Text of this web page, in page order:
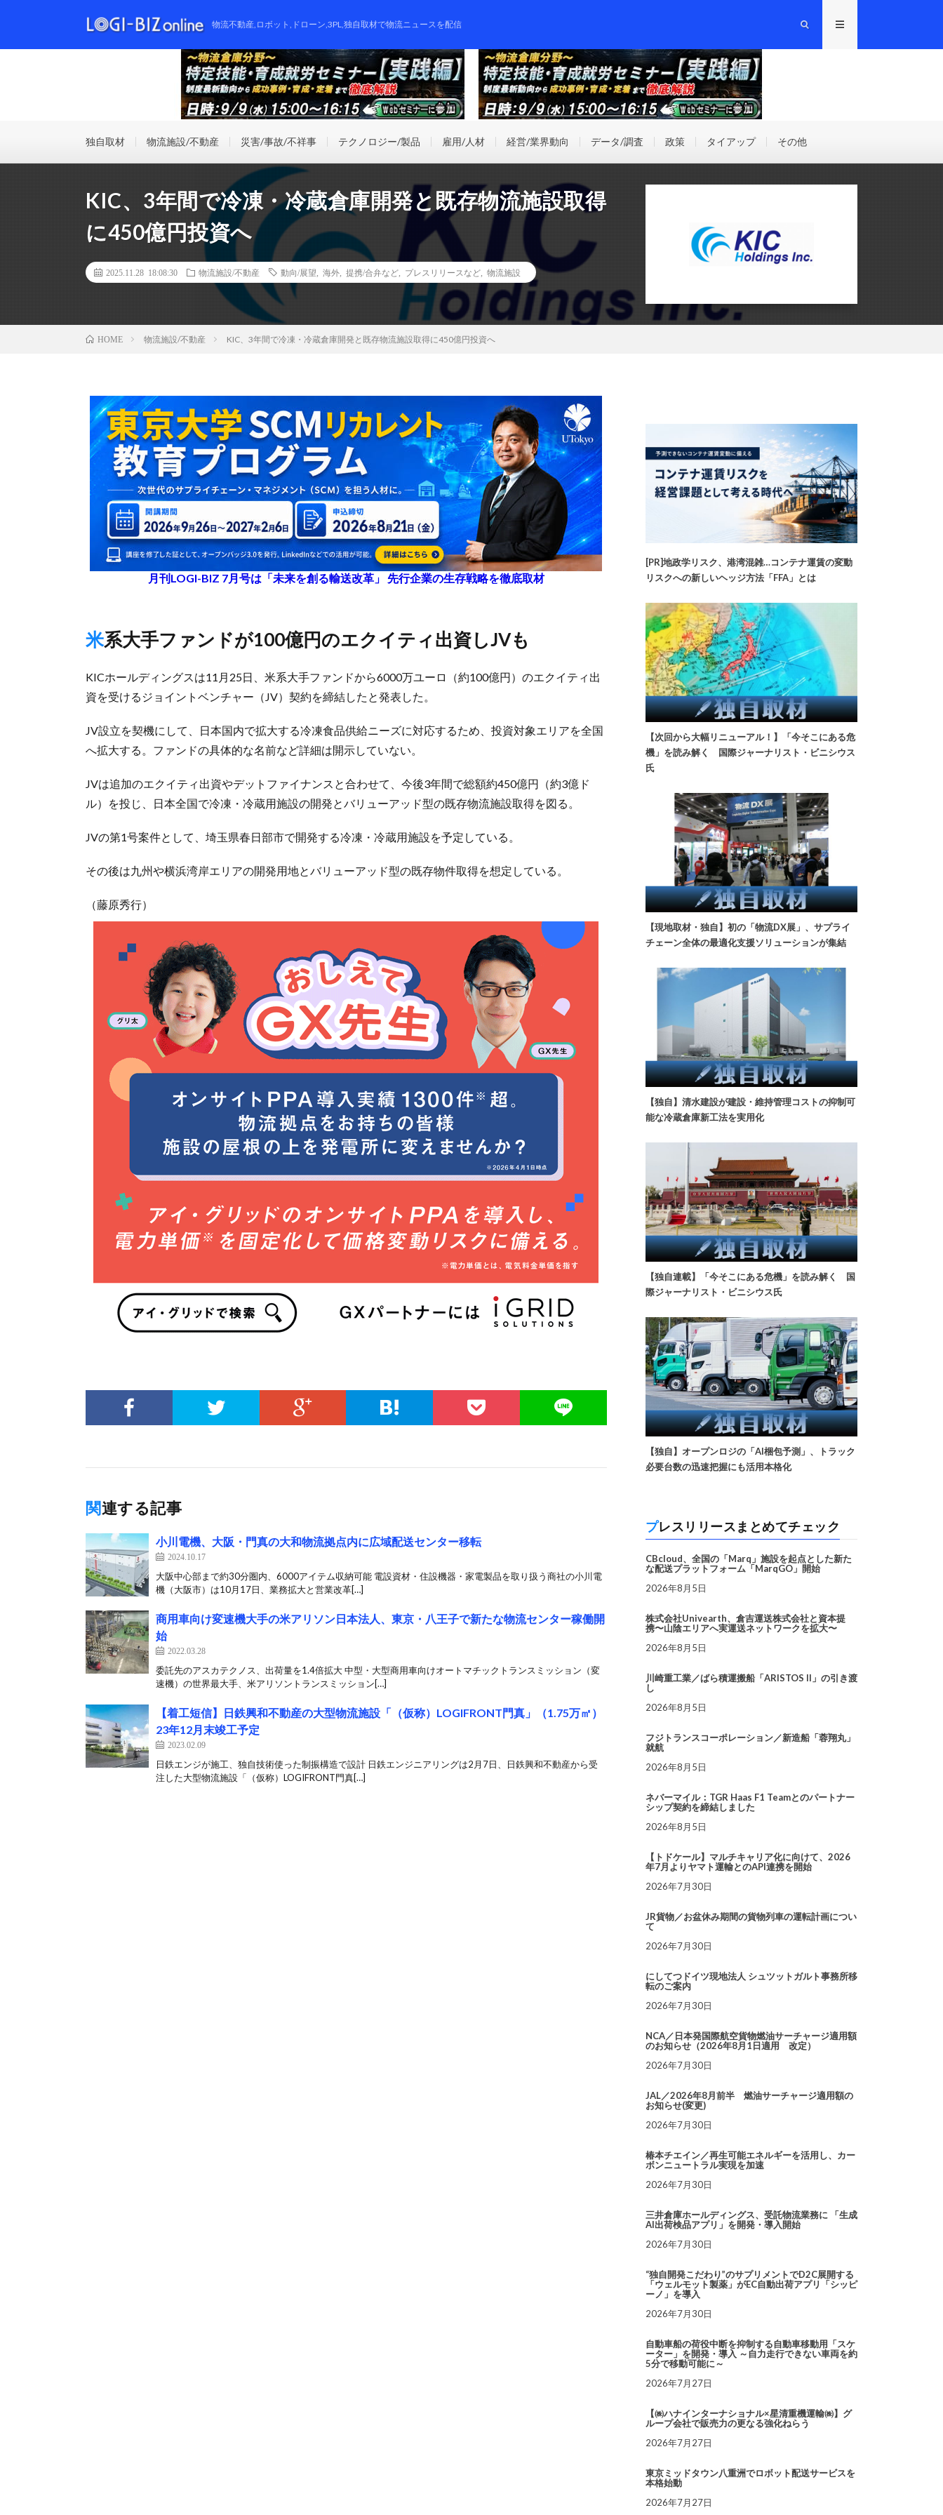
物流不動産,ロボット,ドローン,3PL,独自取材で物流ニュースを配信
独自取材 物流施設/不動産 災害/事故/不祥事 テクノロジー/製品 雇用/人材 経営/業界動向 データ/調査 政策 タイアップ その他
KIC、3年間で冷凍・冷蔵倉庫開発と既存物流施設取得
に450億円投資へ
2025.11.28 18:08:30 物流施設/不動産 動向/展望 海外 提携/合弁など プレスリリースなど 物流施設
HOME 物流施設/不動産 KIC、3年間で冷凍・冷蔵倉庫開発と既存物流施設取得に450億円投資へ
月刊LOGI-BIZ 7月号は「未来を創る輸送改革」 先行企業の生存戦略を徹底取材
米系大手ファンドが100億円のエクイティ出資しJVも
KICホールディングスは11月25日、米系大手ファンドから6000万ユーロ（約100億円）のエクイティ出
資を受けるジョイントベンチャー（JV）契約を締結したと発表した。
JV設立を契機にして、日本国内で拡大する冷凍食品供給ニーズに対応するため、投資対象エリアを全国
へ拡大する。ファンドの具体的な名前など詳細は開示していない。
JVは追加のエクイティ出資やデットファイナンスと合わせて、今後3年間で総額約450億円（約3億ド
ル）を投じ、日本全国で冷凍・冷蔵用施設の開発とバリューアッド型の既存物流施設取得を図る。
JVの第1号案件として、埼玉県春日部市で開発する冷凍・冷蔵用施設を予定している。
その後は九州や横浜湾岸エリアの開発用地とバリューアッド型の既存物件取得を想定している。
（藤原秀行）
関連する記事
小川電機、大阪・門真の大和物流拠点内に広域配送センター移転
2024.10.17
大阪中心部まで約30分圏内、6000アイテム収納可能 電設資材・住設機器・家電製品を取り扱う商社の小川電
機（大阪市）は10月17日、業務拡大と営業改革[…]
商用車向け変速機大手の米アリソン日本法人、東京・八王子で新たな物流センター稼働開
始
2022.03.28
委託先のアスカテクノス、出荷量を1.4倍拡大 中型・大型商用車向けオートマチックトランスミッション（変
速機）の世界最大手、米アリソントランスミッション[…]
【着工短信】日鉄興和不動産の大型物流施設「（仮称）LOGIFRONT門真」（1.75万㎡）
23年12月末竣工予定
2023.02.09
日鉄エンジが施工、独自技術使った制振構造で設計 日鉄エンジニアリングは2月7日、日鉄興和不動産から受
注した大型物流施設「（仮称）LOGIFRONT門真[…]
[PR]地政学リスク、港湾混雑…コンテナ運賃の変動
リスクへの新しいヘッジ方法「FFA」とは
【次回から大幅リニューアル！】「今そこにある危
機」を読み解く 国際ジャーナリスト・ビニシウス
氏
【現地取材・独自】初の「物流DX展」、サプライ
チェーン全体の最適化支援ソリューションが集結
【独自】清水建設が建設・維持管理コストの抑制可
能な冷蔵倉庫新工法を実用化
【独自連載】「今そこにある危機」を読み解く 国
際ジャーナリスト・ビニシウス氏
【独自】オープンロジの「AI梱包予測」、トラック
必要台数の迅速把握にも活用本格化
プレスリリースまとめてチェック
CBcloud、全国の「Marq」施設を起点とした新た
な配送プラットフォーム「MarqGO」開始
2026年8月5日
株式会社Univearth、倉吉運送株式会社と資本提
携〜山陰エリアへ実運送ネットワークを拡大〜
2026年8月5日
川崎重工業／ばら積運搬船「ARISTOS II」の引き渡
し
2026年8月5日
フジトランスコーポレーション／新造船「蓉翔丸」
就航
2026年8月5日
ネバーマイル：TGR Haas F1 Teamとのパートナー
シップ契約を締結しました
2026年8月5日
【トドケール】マルチキャリア化に向けて、2026
年7月よりヤマト運輸とのAPI連携を開始
2026年7月30日
JR貨物／お盆休み期間の貨物列車の運転計画につい
て
2026年7月30日
にしてつドイツ現地法人 シュツットガルト事務所移
転のご案内
2026年7月30日
NCA／日本発国際航空貨物燃油サーチャージ適用額
のお知らせ（2026年8月1日適用 改定）
2026年7月30日
JAL／2026年8月前半 燃油サーチャージ適用額の
お知らせ(変更)
2026年7月30日
椿本チエイン／再生可能エネルギーを活用し、カー
ボンニュートラル実現を加速
2026年7月30日
三井倉庫ホールディングス、受託物流業務に 「生成
AI出荷検品アプリ」を開発・導入開始
2026年7月30日
“独自開発こだわり”のサプリメントでD2C展開する
「ウェルモット製薬」がEC自動出荷アプリ「シッピ
ーノ」を導入
2026年7月30日
自動車船の荷役中断を抑制する自動車移動用「スケ
ーター」を開発・導入 ～自力走行できない車両を約
5分で移動可能に～
2026年7月27日
【㈱ハナインターナショナル×星清重機運輸㈱】グ
ループ会社で販売力の更なる強化ねらう
2026年7月27日
東京ミッドタウン八重洲でロボット配送サービスを
本格始動
2026年7月27日